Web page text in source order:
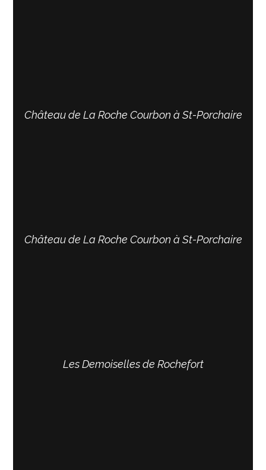
Château de La Roche Courbon à St-Porchaire
Château de La Roche Courbon à St-Porchaire
Les Demoiselles de Rochefort